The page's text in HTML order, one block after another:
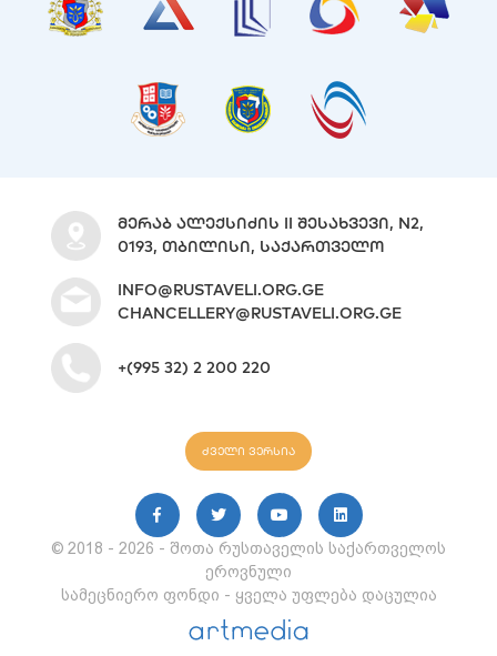
© 2018 - 2026 - შოთა რუსთაველის საქართველოს
ეროვნული
სამეცნიერო ფონდი - ყველა უფლება დაცულია
ᲛᲔᲠᲐᲑ ᲐᲚᲔᲥᲡᲘᲫᲘᲡ II ᲨᲔᲡᲐᲮᲕᲔᲕᲘ, N2,
0193, ᲗᲑᲘᲚᲘᲡᲘ, ᲡᲐᲥᲐᲠᲗᲕᲔᲚᲝ
INFO@RUSTAVELI.ORG.GE
CHANCELLERY@RUSTAVELI.ORG.GE
+(995 32) 2 200 220
ძველი ვერსია